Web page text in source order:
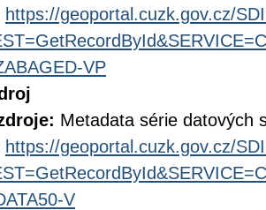
https://geoportal.cuzk.gov.cz/
VP
Metadata série datových
https://geoportal.cuzk.gov.cz/
V